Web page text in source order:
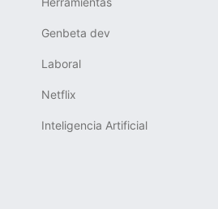
Genbeta dev
Laboral
Netflix
Inteligencia Artificial